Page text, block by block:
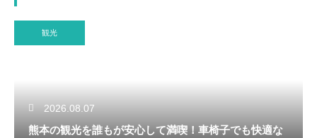
観光
2026.08.07
熊本の観光を誰もが安心して満喫！車椅子でも快適な